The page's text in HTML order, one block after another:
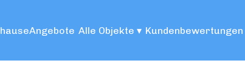
Angebote Alle Objekte ▾ Kundenbewertungen